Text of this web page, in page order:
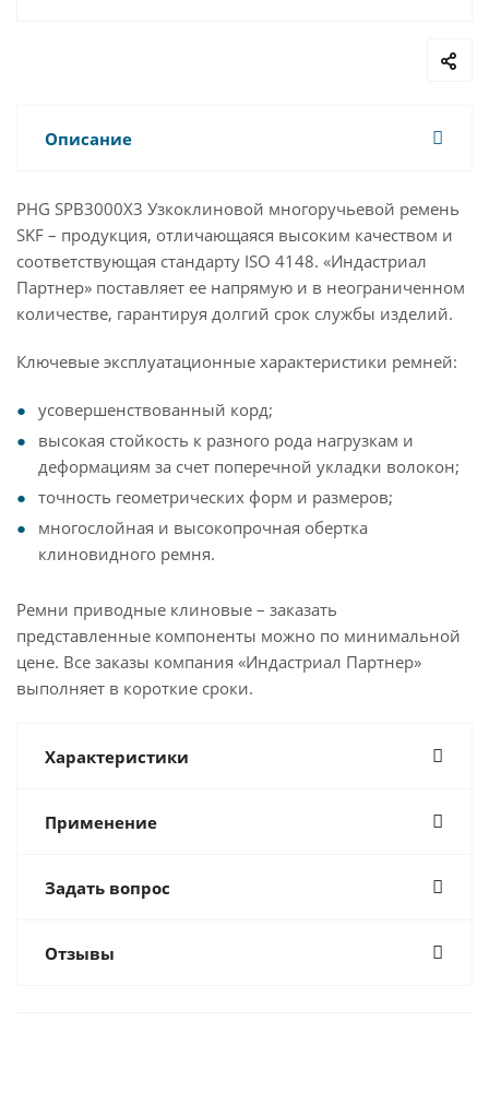
Описание
PHG SPB3000X3 Узкоклиновой многоручьевой ремень
SKF – продукция, отличающаяся высоким качеством и
соответствующая стандарту ISO 4148. «Индастриал
Партнер» поставляет ее напрямую и в неограниченном
количестве, гарантируя долгий срок службы изделий.
Ключевые эксплуатационные характеристики ремней:
усовершенствованный корд;
высокая стойкость к разного рода нагрузкам и
деформациям за счет поперечной укладки волокон;
точность геометрических форм и размеров;
многослойная и высокопрочная обертка
клиновидного ремня.
Ремни приводные клиновые – заказать
представленные компоненты можно по минимальной
цене. Все заказы компания «Индастриал Партнер»
выполняет в короткие сроки.
Характеристики
Применение
Задать вопрос
Отзывы